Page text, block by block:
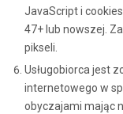
JavaScript i
47+ lub nowszej.
pikseli.
Usługobiorca jest
internetowego w
obyczajami mając